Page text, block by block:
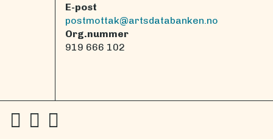
E-post
postmottak@artsdatabanken.no
Org.nummer
919 666 102